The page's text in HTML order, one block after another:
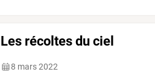
Les récoltes du ciel
8 mars 2022